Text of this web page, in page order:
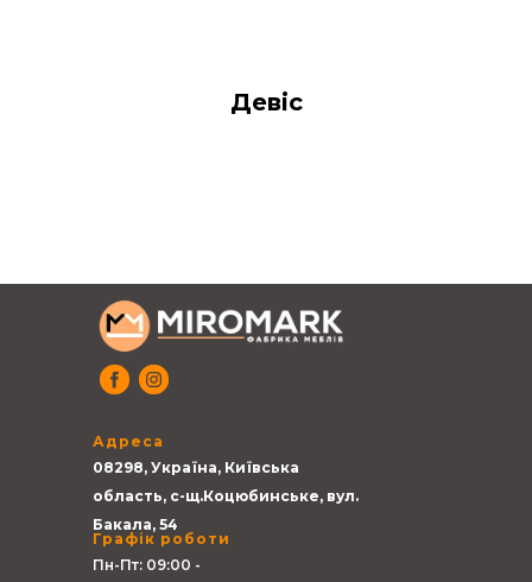
Девіс
Пн-Пт: 09:00 -
Графік роботи
Адреса
08298, Україна, Київська
область, с-щ.Коцюбинське, вул.
Бакала, 54